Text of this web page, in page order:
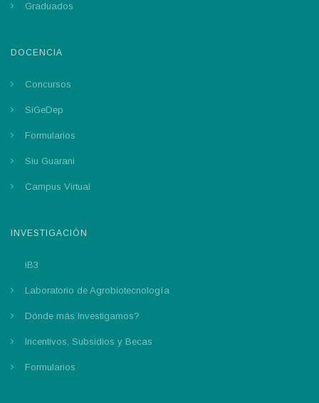
Graduados
DOCENCIA
Concursos
SiGeDep
Formularios
Siu Guarani
Campus Virtual
INVESTIGACIÓN
iB3
Laboratorio de Agrobiotecnología
Dónde más Investigamos?
Incentivos, Subsidios y Becas
Formularios